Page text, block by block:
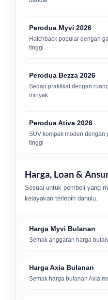
Perodua Myvi 2026
Hatchback popular dengan
tinggi
Perodua Bezza 2026
Sedan praktikal dengan
minyak
Perodua Ativa 2026
SUV kompak moden dengan
tinggi
Harga, Loan &
Sesuai untuk pembeli yang
kelayakan terlebih dahulu.
Harga Myvi Bulanan
Semak anggaran harga
Harga Axia Bulanan
Semak harga bulanan Axia